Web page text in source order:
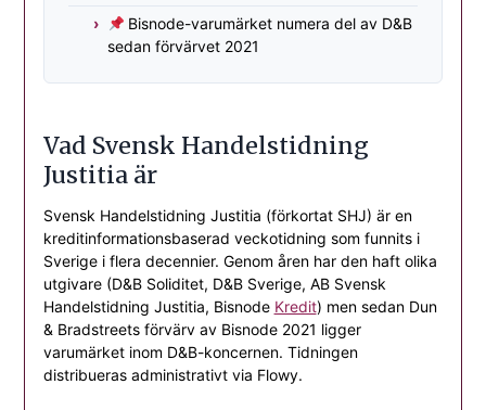
Bisnode-varumärket numera del av D&B
sedan förvärvet 2021
Vad Svensk Handelstidning
Justitia är
Svensk Handelstidning Justitia (förkortat SHJ) är en
kreditinformationsbaserad veckotidning som funnits i
Sverige i flera decennier. Genom åren har den haft olika
utgivare (D&B Soliditet, D&B Sverige, AB Svensk
Handelstidning Justitia, Bisnode Kredit) men sedan Dun
& Bradstreets förvärv av Bisnode 2021 ligger
varumärket inom D&B-koncernen. Tidningen
distribueras administrativt via Flowy.